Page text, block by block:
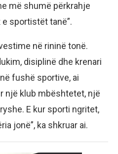
më shumë përkrahje
sportistët tanë”.
në rininë tonë.
disiplinë dhe krenari
fushë sportive, ai
një klub mbështetet, një
E kur sporti ngritet,
jonë”, ka shkruar ai.